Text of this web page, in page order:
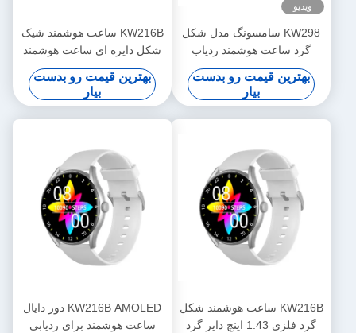
ویدیو
KW298 سامسونگ مدل شکل
گرد ساعت هوشمند ردیاب
تناسب اندام 1.43 اینچ
بهترین قیمت رو بدست
بیار
KW216B ساعت هوشمند شیک
شکل دایره ای ساعت هوشمند
با صفحه نمایش Amoled
بهترین قیمت رو بدست
بیار
KW216B ساعت هوشمند شکل
گرد فلزی 1.43 اینچ دایر گرد
KW216B AMOLED دور دایال
ساعت هوشمند برای ردیابی